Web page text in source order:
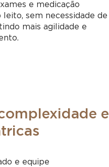
e medicação
sem necessidade de
mais agilidade e
e
e equipe